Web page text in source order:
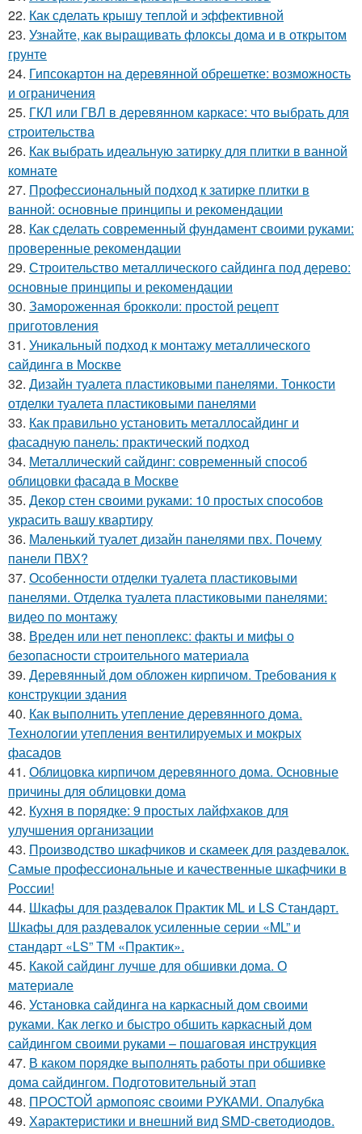
22. Как сделать крышу теплой и эффективной
23. Узнайте, как выращивать флоксы дома и в открытом
грунте
24. Гипсокартон на деревянной обрешетке: возможность
и ограничения
25. ГКЛ или ГВЛ в деревянном каркасе: что выбрать для
строительства
26. Как выбрать идеальную затирку для плитки в ванной
комнате
27. Профессиональный подход к затирке плитки в
ванной: основные принципы и рекомендации
28. Как сделать современный фундамент своими руками:
проверенные рекомендации
29. Строительство металлического сайдинга под дерево:
основные принципы и рекомендации
30. Замороженная брокколи: простой рецепт
приготовления
31. Уникальный подход к монтажу металлического
сайдинга в Москве
32. Дизайн туалета пластиковыми панелями. Тонкости
отделки туалета пластиковыми панелями
33. Как правильно установить металлосайдинг и
фасадную панель: практический подход
34. Металлический сайдинг: современный способ
облицовки фасада в Москве
35. Декор стен своими руками: 10 простых способов
украсить вашу квартиру
36. Маленький туалет дизайн панелями пвх. Почему
панели ПВХ?
37. Особенности отделки туалета пластиковыми
панелями. Отделка туалета пластиковыми панелями:
видео по монтажу
38. Вреден или нет пеноплекс: факты и мифы о
безопасности строительного материала
39. Деревянный дом обложен кирпичом. Требования к
конструкции здания
40. Как выполнить утепление деревянного дома.
Технологии утепления вентилируемых и мокрых
фасадов
41. Облицовка кирпичом деревянного дома. Основные
причины для облицовки дома
42. Кухня в порядке: 9 простых лайфхаков для
улучшения организации
43. Производство шкафчиков и скамеек для раздевалок.
Самые профессиональные и качественные шкафчики в
России!
44. Шкафы для раздевалок Практик ML и LS Стандарт.
Шкафы для раздевалок усиленные серии «ML” и
стандарт «LS” ТМ «Практик».
45. Какой сайдинг лучше для обшивки дома. О
материале
46. Установка сайдинга на каркасный дом своими
руками. Как легко и быстро обшить каркасный дом
сайдингом своими руками – пошаговая инструкция
47. В каком порядке выполнять работы при обшивке
дома сайдингом. Подготовительный этап
48. ПРОСТОЙ армопояс своими РУКАМИ. Опалубка
49. Характеристики и внешний вид SMD-светодиодов.